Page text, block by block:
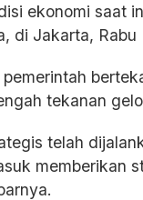
ekonomi saat
di Jakarta, Rabu
tekanan
telah
memberikan